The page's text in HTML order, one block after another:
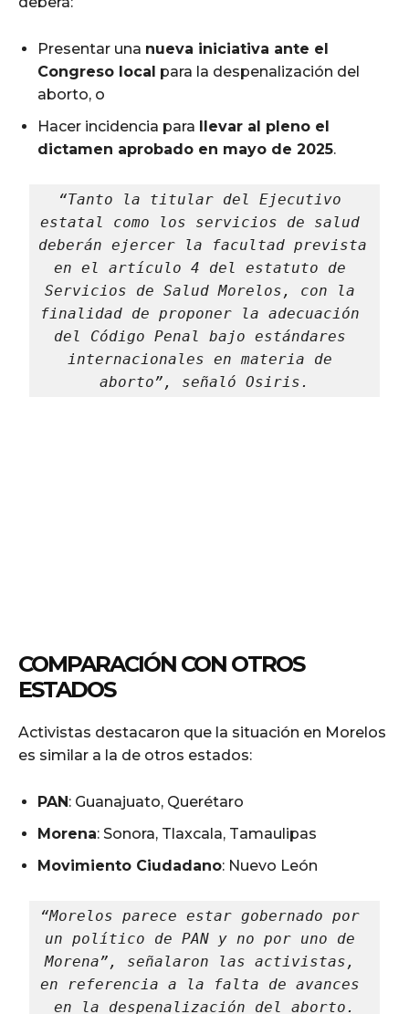
Presentar una nueva iniciativa ante el
Congreso local para la despenalización del
aborto, o
Hacer incidencia para
llevar al pleno el
dictamen aprobado en mayo de 2025.
“Tanto la titular del Ejecutivo
estatal como los servicios de salud
deberán ejercer la facultad prevista
en el artículo 4 del estatuto de
Servicios de Salud Morelos, con la
finalidad de proponer la adecuación
del Código Penal bajo estándares
internacionales en materia de
aborto”, señaló Osiris.
COMPARACIÓN CON OTROS
ESTADOS
Activistas destacaron que la situación en Morelos
es similar a la de otros estados:
PAN: Guanajuato, Querétaro
Morena: Sonora, Tlaxcala, Tamaulipas
Movimiento Ciudadano: Nuevo León
“Morelos parece estar gobernado por
un político de PAN y no por uno de
Morena”, señalaron las activistas,
en referencia a la falta de avances
en la despenalización del aborto.